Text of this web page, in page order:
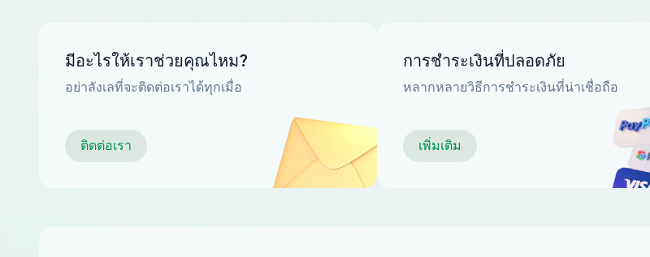
มีอะไรให้เราช่วยคุณไหม?
อย่าลังเลที่จะติดต่อเราได้ทุกเมื่อ
ติดต่อเรา
การชำระเงินที่ปลอดภัย
หลากหลายวิธีการชำระเงินที่น่าเชื่อถือ
เพิ่มเติม